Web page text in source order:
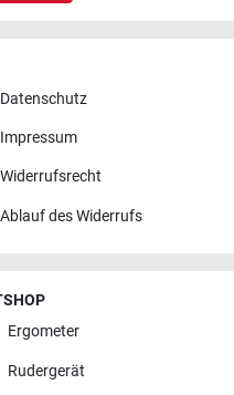
Datenschutz
Impressum
Widerrufsrecht
Ablauf des Widerrufs
Ergometer
Rudergerät